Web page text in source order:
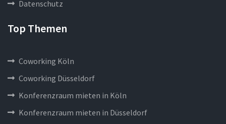
Datenschutz
Top Themen
Coworking Köln
Coworking Düsseldorf
Konferenzraum mieten in Köln
Konferenzraum mieten in Düsseldorf